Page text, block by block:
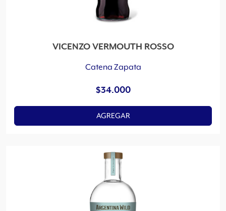
VICENZO VERMOUTH ROSSO
Catena Zapata
$34.000
AGREGAR